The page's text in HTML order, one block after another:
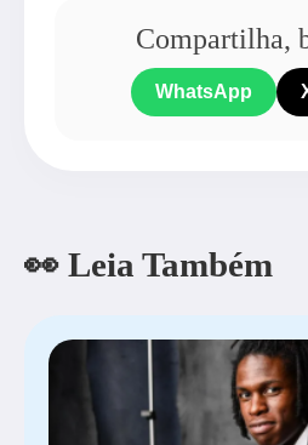
Compartilha,
WhatsApp
👀 Leia Também